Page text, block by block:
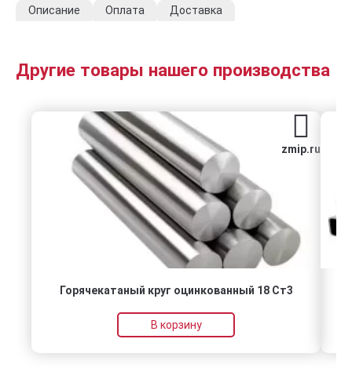
Описание Оплата Доставка
Другие товары нашего производства
zmip.ru
Горячекатаный круг оцинкованный 18 Ст3
В корзину